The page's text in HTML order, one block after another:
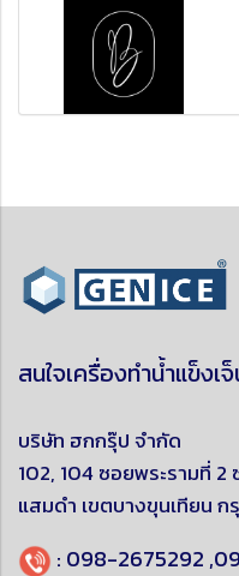
สนใจเครื่องทำน้ำแข็ง
บริษัท ฮกกรุ๊ป จำกัด
102, 104 ซอยพระรามที่
แสมดำ เขตบางขุนเทียนก
: 098-2675292 ,